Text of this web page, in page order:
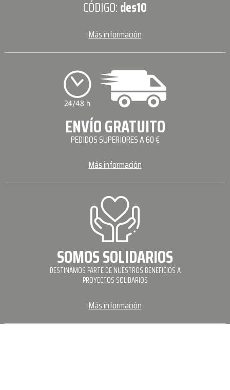
CÓDIGO:des10
Más información
ENVÍO GRATUITO
PEDIDOS SUPERIORES A 60 €
Más información
SOMOS SOLIDARIOS
DESTINAMOS PARTE DE NUESTROS BENEFICIOS A
PROYECTOS SOLIDARIOS
Más información